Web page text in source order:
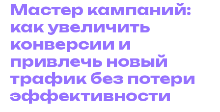
Мастер кампаний:
как увеличить
конверсии и
привлечь новый
трафик без потери
эффективности